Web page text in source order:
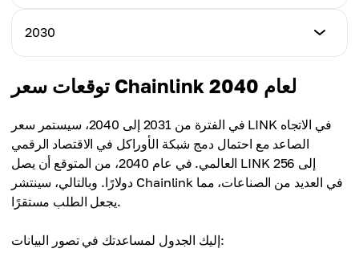
السعر الأقصى
$39.80
السعر الأدنى
السعر الأقصى
متوسط السعر
$60.50
2030
السعر الأدنى
$67.53
السعر الأقصى
$95.37
متوسط السعر
توقعات سعر Chainlink لعام 2040
في الفترة من 2031 إلى 2040، سيستمر سعر LINK في الاتجاه
الصاعد مع احتمال دمج شبكة الأوراكل في الاقتصاد الرقمي
العالمي. في عام 2040، من المتوقع أن يصل LINK إلى 256
دولارًا. وبالتالي، سينتشر Chainlink في العديد من الصناعات، مما
يجعل الطلب مستقرًا.
إليك الجدول لمساعدتك في تصور البيانات: